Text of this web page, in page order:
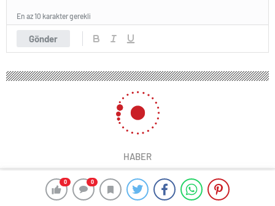
0 0
Gönder
En az 10 karakter gerekli
HABER